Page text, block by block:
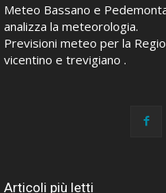
Meteo Bassano e
analizza la meteorologia.
Previsioni meteo per la
vicentino e trevigiano .
Articoli più letti